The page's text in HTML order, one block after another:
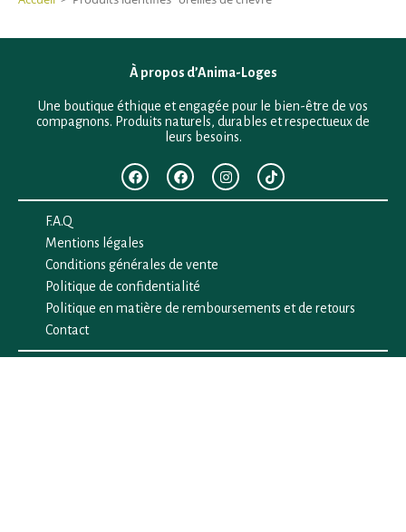
À propos d’Anima-Loges
Une boutique éthique et engagée pour le bien-être de vos
compagnons. Produits naturels, durables et respectueux de
leurs besoins.
F.A.Q
Mentions légales
Conditions générales de vente
Politique de confidentialité
Politique en matière de remboursements et de retours
Contact